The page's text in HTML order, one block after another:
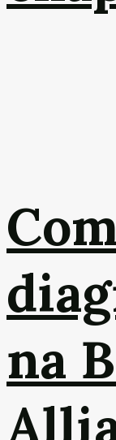
na